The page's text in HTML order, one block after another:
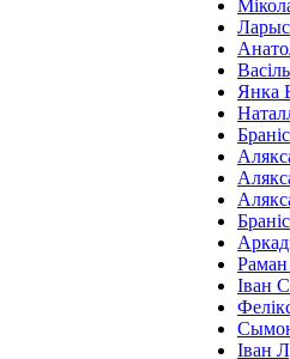
Янка
Іван
Іван